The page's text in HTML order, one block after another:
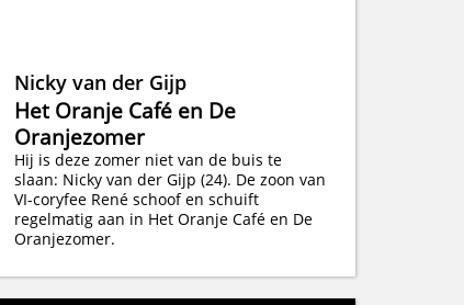
Nicky van der Gijp
Het Oranje Café en De
Oranjezomer
Hij is deze zomer niet van de buis te
slaan: Nicky van der Gijp (24). De zoon van
VI-coryfee René schoof en schuift
regelmatig aan in Het Oranje Café en De
Oranjezomer.